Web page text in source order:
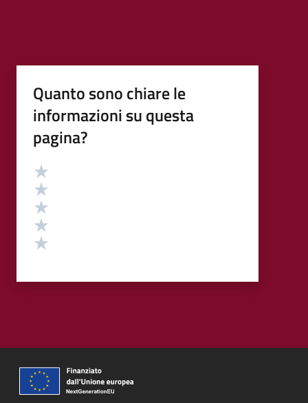
Quanto sono chiare le
informazioni su questa
pagina?
Valutazione